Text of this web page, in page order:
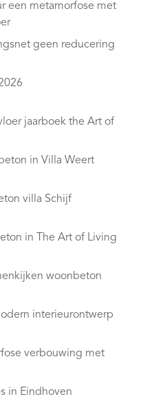
een metamorfose met
geen reducering
jaarboek the Art of
in Villa Weert
villa Schijf
in The Art of Living
woonbeton
interieurontwerp
verbouwing met
in Eindhoven